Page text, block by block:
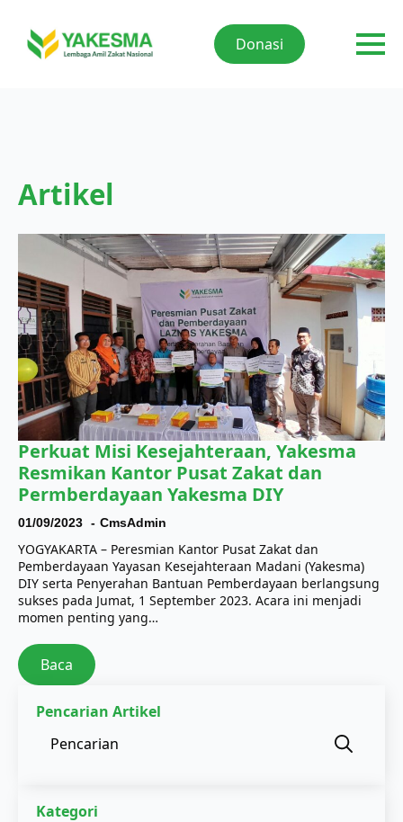
Donasi
Artikel
Perkuat Misi Kesejahteraan, Yakesma
Resmikan Kantor Pusat Zakat dan
Permberdayaan Yakesma DIY
01/09/2023 CmsAdmin
YOGYAKARTA – Peresmian Kantor Pusat Zakat dan
Pemberdayaan Yayasan Kesejahteraan Madani (Yakesma)
DIY serta Penyerahan Bantuan Pemberdayaan berlangsung
sukses pada Jumat, 1 September 2023. Acara ini menjadi
momen penting yang…
Baca
Pencarian Artikel
Kategori